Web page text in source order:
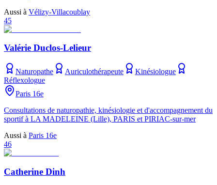
Aussi à Vélizy-Villacoublay
45
Valérie Duclos-Lelieur
Naturopathe Auriculothérapeute
Kinésiologue
Réflexologue
Paris 16e
Consultations de naturopathie, kinésiologie et d'accompagnement du
sportif à LA MADELEINE (Lille), PARIS et PIRIAC-sur-mer
Aussi à Paris 16e
46
Catherine Dinh